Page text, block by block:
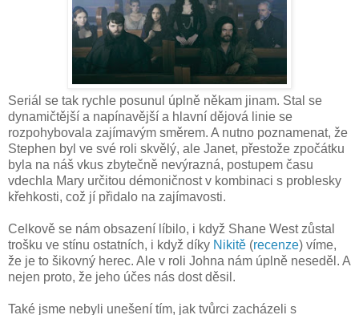
Seriál se tak rychle posunul úplně někam jinam. Stal se
dynamičtější a napínavější a hlavní dějová linie se
rozpohybovala zajímavým směrem. A nutno poznamenat, že
Stephen byl ve své roli skvělý, ale Janet, přestože zpočátku
byla na náš vkus zbytečně nevýrazná, postupem času
vdechla Mary určitou démoničnost v kombinaci s problesky
křehkosti, což jí přidalo na zajímavosti.
Celkově se nám obsazení líbilo, i když Shane West zůstal
trošku ve stínu ostatních, i když díky Nikitě (recenze) víme,
že je to šikovný herec. Ale v roli Johna nám úplně neseděl. A
nejen proto, že jeho účes nás dost děsil.
Také jsme nebyli unešení tím, jak tvůrci zacházeli s